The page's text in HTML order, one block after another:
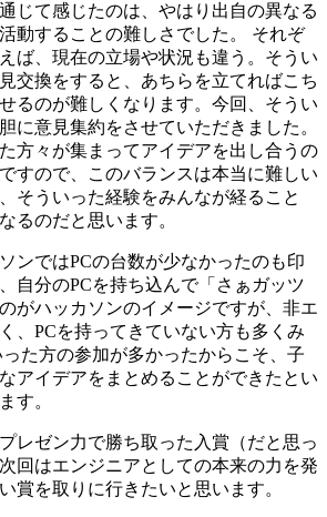
じて感じたのは、やはり出自の異なる
動することの難しさでした。 それぞ
ば、現在の立場や状況も違う。そうい
交換をすると、あちらを立てればこち
るのが難しくなります。今回、そうい
に意見集約をさせていただきました。
方々が集まってアイデアを出し合うの
すので、このバランスは本当に難しい
そういった経験をみんなが経ること
るのだと思います。
ンではPCの台数が少なかったのも印
自分のPCを持ち込んで「さぁガッツ
がハッカソンのイメージですが、非エ
、PCを持ってきていない方も多くみ
た方の参加が多かったからこそ、子
アイデアをまとめることができたとい
す。
レゼン力で勝ち取った入賞（だと思っ
回はエンジニアとしての本来の力を発
賞を取りに行きたいと思います。